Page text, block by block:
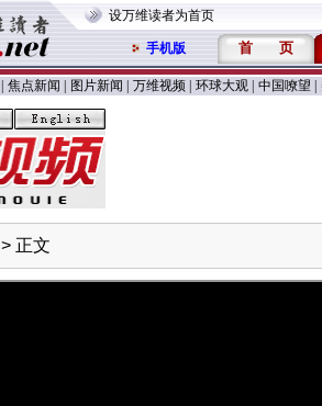
设万维读者为首页
手机版 首 页
焦点新闻 图片新闻 万维视频 环球大观 中国嘹望
> 正文